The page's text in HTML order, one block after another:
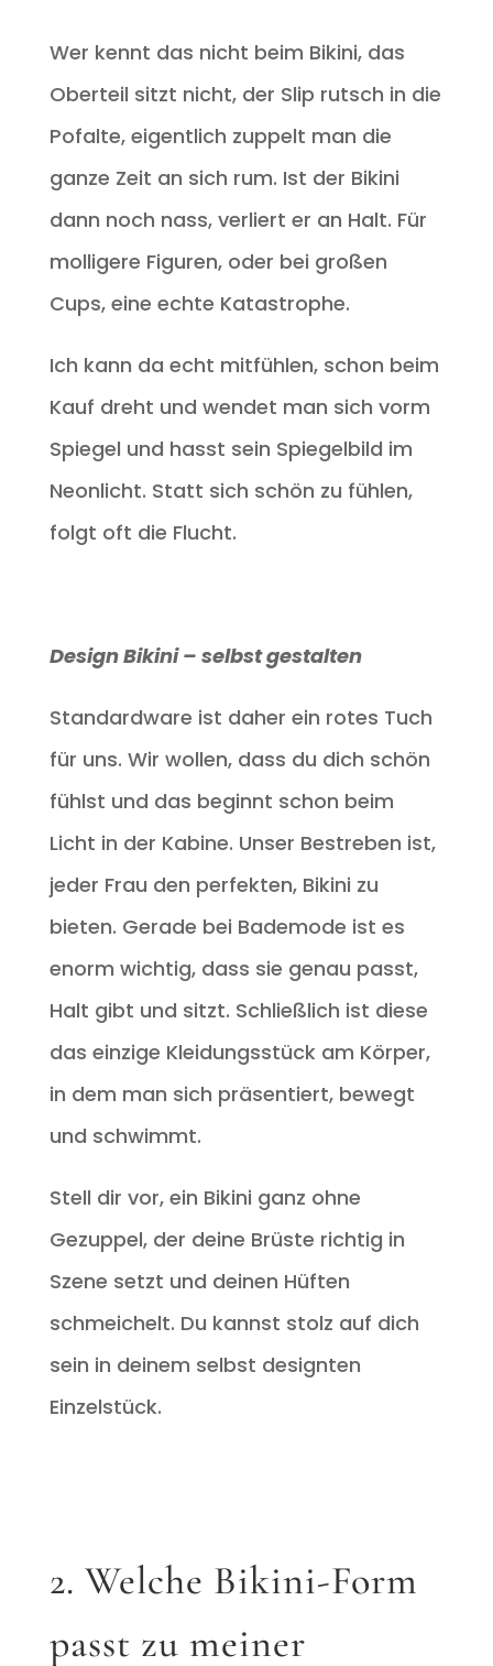
Wer kennt das nicht beim Bikini, das
Oberteil sitzt nicht, der Slip rutsch in die
Pofalte, eigentlich zuppelt man die
ganze Zeit an sich rum. Ist der Bikini
dann noch nass, verliert er an Halt. Für
molligere Figuren, oder bei großen
Cups, eine echte Katastrophe.
Ich kann da echt mitfühlen, schon beim
Kauf dreht und wendet man sich vorm
Spiegel und hasst sein Spiegelbild im
Neonlicht. Statt sich schön zu fühlen,
folgt oft die Flucht.
Design Bikini – selbst gestalten
Standardware ist daher ein rotes Tuch
für uns. Wir wollen, dass du dich schön
fühlst und das beginnt schon beim
Licht in der Kabine. Unser Bestreben ist,
jeder Frau den perfekten, Bikini zu
bieten. Gerade bei Bademode ist es
enorm wichtig, dass sie genau passt,
Halt gibt und sitzt. Schließlich ist diese
das einzige Kleidungsstück am Körper,
in dem man sich präsentiert, bewegt
und schwimmt.
Stell dir vor, ein Bikini ganz ohne
Gezuppel, der deine Brüste richtig in
Szene setzt und deinen Hüften
schmeichelt. Du kannst stolz auf dich
sein in deinem selbst designten
Einzelstück.
2. Welche Bikini-Form
passt zu meiner